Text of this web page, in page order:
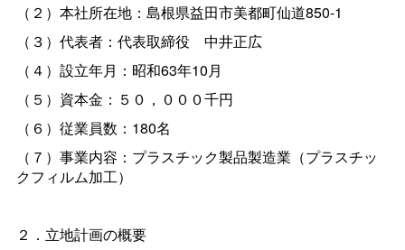
（２）本社所在地：島根県益田市美都町仙道850-1
（３）代表者：代表取締役 中井正広
（４）設立年月：昭和63年10月
（５）資本金：５０，０００千円
（６）従業員数：180名
（７）事業内容：プラスチック製品製造業（プラスチッ
クフィルム加工）
２．立地計画の概要